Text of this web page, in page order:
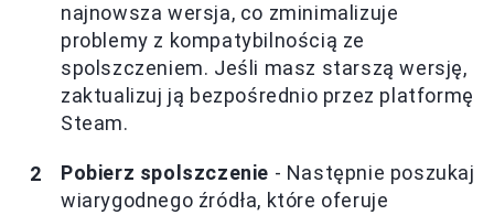
najnowsza wersja, co zminimalizuje
problemy z kompatybilnością ze
spolszczeniem. Jeśli masz starszą wersję,
zaktualizuj ją bezpośrednio przez platformę
Steam.
Pobierz spolszczenie - Następnie poszukaj
wiarygodnego źródła, które oferuje